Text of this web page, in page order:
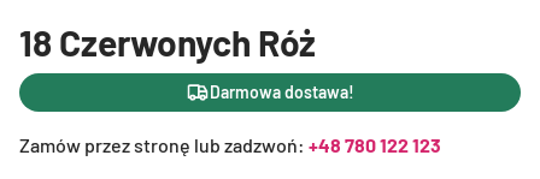
18 Czerwonych Róż
Darmowa dostawa!
Zamów przez stronę lub zadzwoń: +48 780 122 123